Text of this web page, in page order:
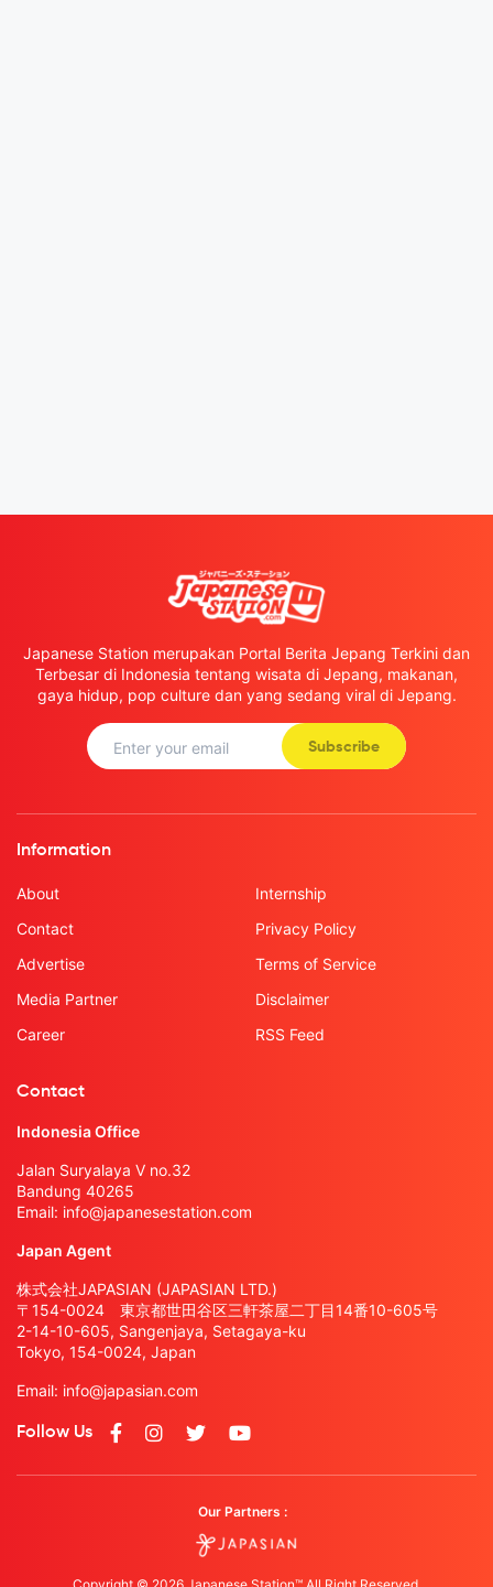
Japanese Station merupakan Portal Berita Jepang Terkini dan
Terbesar di Indonesia tentang wisata di Jepang, makanan,
gaya hidup, pop culture dan yang sedang viral di Jepang.
Subscribe
Information
About
Contact
Advertise
Media Partner
Career
Internship
Privacy Policy
Terms of Service
Disclaimer
RSS Feed
Contact
Indonesia Office
Jalan Suryalaya V no.32
Bandung 40265
Email: info@japanesestation.com
Japan Agent
株式会社JAPASIAN (JAPASIAN LTD.)
〒154-0024 東京都世田谷区三軒茶屋二丁目14番10-605号
2-14-10-605, Sangenjaya, Setagaya-ku
Tokyo, 154-0024, Japan
Email: info@japasian.com
Follow Us
Our Partners :